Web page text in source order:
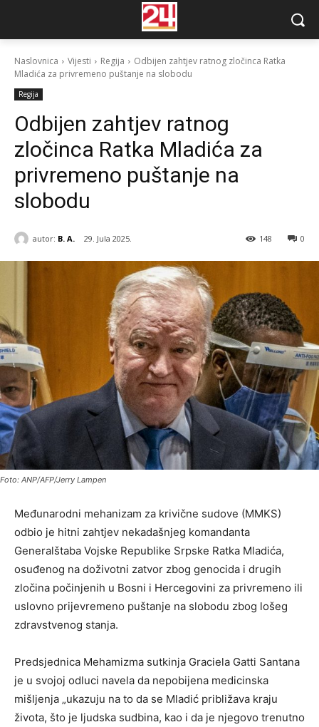
Naslovnica Vijesti Regija
Odbijen zahtjev ratnog zločinca Ratka
Mladića za privremeno puštanje na slobodu
Regija
Odbijen zahtjev ratnog
zločinca Ratka Mladića za
privremeno puštanje na
slobodu
autor: B. A. 29. Jula 2025. 0
148
Foto: ANP/AFP/Jerry Lampen
Međunarodni mehanizam za krivične sudove (MMKS)
odbio je hitni zahtjev nekadašnjeg komandanta
Generalštaba Vojske Republike Srpske Ratka Mladića,
osuđenog na doživotni zatvor zbog genocida i drugih
zločina počinjenih u Bosni i Hercegovini za privremeno ili
uslovno prijevremeno puštanje na slobodu zbog lošeg
zdravstvenog stanja.
Predsjednica Mehamizma sutkinja Graciela Gatti Santana
je u svojoj odluci navela da nepobijena medicinska
mišljenja „ukazuju na to da se Mladić približava kraju
života, što je ljudska sudbina, kao i da je njegovo trenutno